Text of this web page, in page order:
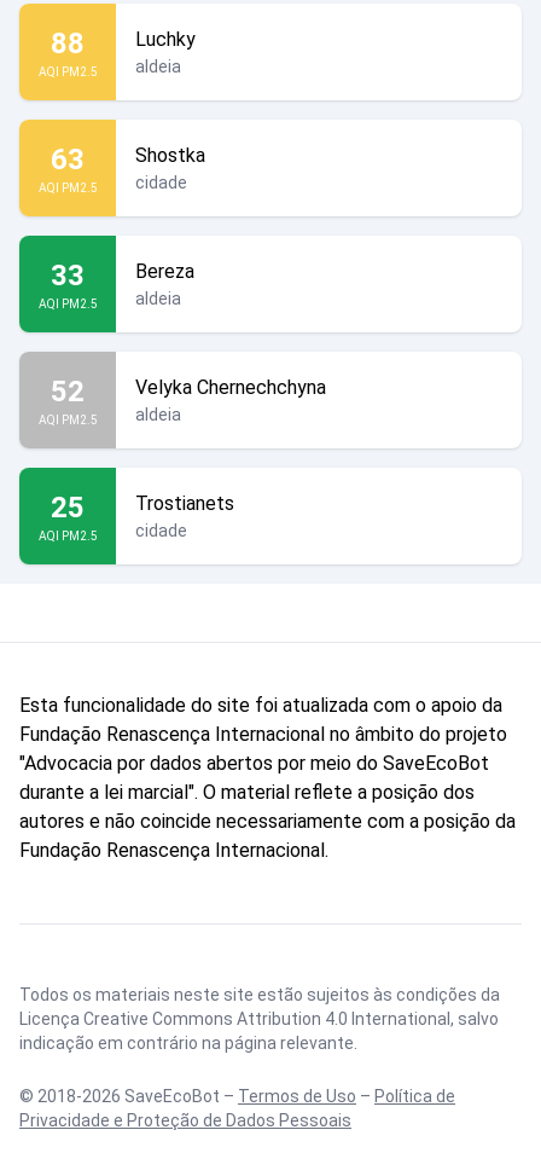
88
AQI PM2.5
Luchky
aldeia
63
AQI PM2.5
Shostka
cidade
33
AQI PM2.5
Bereza
aldeia
52
AQI PM2.5
Velyka Chernechchyna
aldeia
25
AQI PM2.5
Trostianets
cidade
Esta funcionalidade do site foi atualizada com o apoio da
Fundação Renascença Internacional no âmbito do projeto
"Advocacia por dados abertos por meio do SaveEcoBot
durante a lei marcial". O material reflete a posição dos
autores e não coincide necessariamente com a posição da
Fundação Renascença Internacional.
Todos os materiais neste site estão sujeitos às condições da
Licença Creative Commons Attribution 4.0 International , salvo
indicação em contrário na página relevante.
© 2018-2026 SaveEcoBot – Termos de Uso – Política de
Privacidade e Proteção de Dados Pessoais